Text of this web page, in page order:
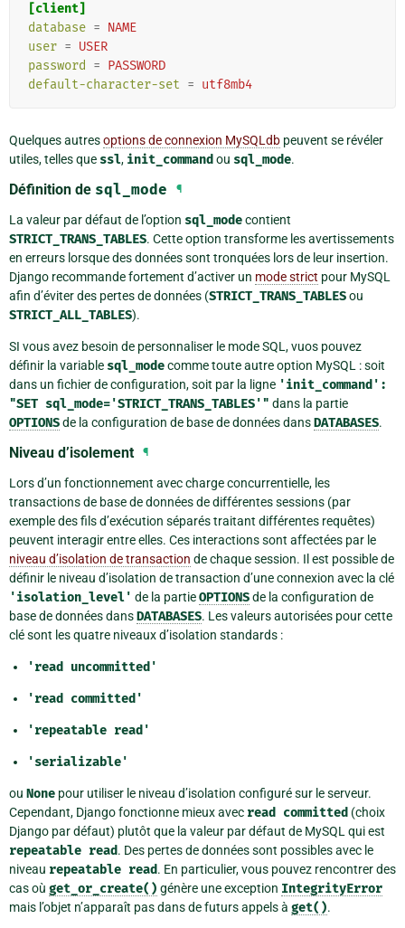
[client]
database = NAME
user = USER
password
= PASSWORD
default-character-set = utf8mb4
Quelques autresoptions de connexion MySQLdb peuvent se révéler
utiles, telles que ssl, init_command ou sql_mode.
Définition de sql_mode ¶
La valeur par défaut de l’option sql_modecontient
STRICT_TRANS_TABLES. Cette option transforme les avertissements
en erreurs lorsque des données sont tronquées lors de leur insertion.
Django recommande fortement d’activer un mode strict pour MySQL
afin d’éviter des pertes de données (STRICT_TRANS_TABLESou
STRICT_ALL_TABLES).
SI vous avez besoin de personnaliser le mode SQL, vuos pouvez
définir la variable sql_modecomme toute autre option MySQL : soit
dans un fichier de configuration, soit par la ligne 'init_command':
"SET sql_mode='STRICT_TRANS_TABLES'" dans la partie
OPTIONSde la configuration de base de données dansDATABASES.
Niveau d’isolement ¶
Lors d’un fonctionnement avec charge concurrentielle, les
transactions de base de données de différentes sessions (par
exemple des fils d’exécution séparés traitant différentes requêtes)
peuvent interagir entre elles. Ces interactions sont affectées par le
niveau d’isolation de transaction de chaque session. Il est possible de
définir le niveau d’isolation de transaction d’une connexion avec la clé
'isolation_level' de la partieOPTIONSde la configuration de
base de données dansDATABASES. Les valeurs autorisées pour cette
clé sont les quatre niveaux d’isolation standards :
'read uncommitted'
'read committed'
'repeatable read'
'serializable'
ou None pour utiliser le niveau d’isolation configuré sur le serveur.
Cependant, Django fonctionne mieux avec read committed (choix
Django par défaut) plutôt que la valeur par défaut de MySQL qui est
repeatable read. Des pertes de données sont possibles avec le
niveau repeatable read. En particulier, vous pouvez rencontrer des
cas où get_or_create() génère une exception IntegrityError
mais l’objet n’apparaît pas dans de futurs appels à get().